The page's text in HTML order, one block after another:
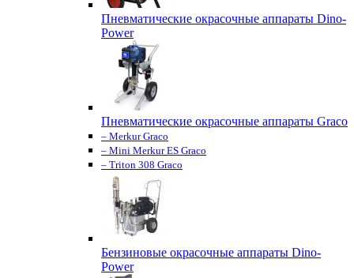
Пневматические окрасочные аппараты Dino-
Power
Пневматические окрасочные аппараты Graco
– Merkur Graco
– Mini Merkur ES Graco
– Triton 308 Graco
Бензиновые окрасочные аппараты Dino-
Power